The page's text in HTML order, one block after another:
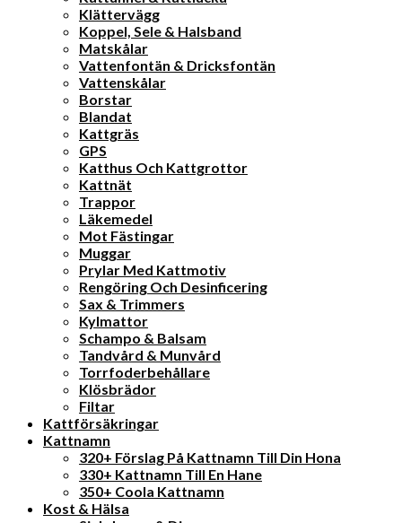
Klättervägg
Koppel, Sele & Halsband
Matskålar
Vattenfontän & Dricksfontän
Vattenskålar
Borstar
Blandat
Kattgräs
GPS
Katthus Och Kattgrottor
Kattnät
Trappor
Läkemedel
Mot Fästingar
Muggar
Prylar Med Kattmotiv
Rengöring Och Desinficering
Sax & Trimmers
Kylmattor
Schampo & Balsam
Tandvård & Munvård
Torrfoderbehållare
Klösbrädor
Filtar
Kattförsäkringar
Kattnamn
320+ Förslag På Kattnamn Till Din Hona
330+ Kattnamn Till En Hane
350+ Coola Kattnamn
Kost & Hälsa